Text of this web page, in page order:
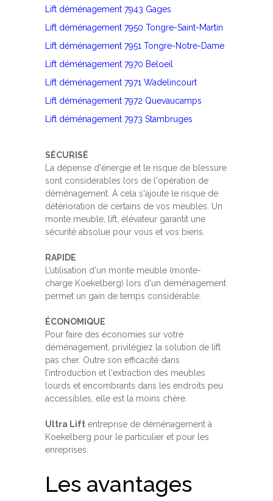
Lift déménagement 7943 Gages
Lift déménagement 7950 Tongre-Saint-Martin
Lift déménagement 7951 Tongre-Notre-Dame
Lift déménagement 7970 Beloeil
Lift déménagement 7971 Wadelincourt
Lift déménagement 7972 Quevaucamps
Lift déménagement 7973 Stambruges
SÉCURISÉ
La dépense d'énergie et le risque de blessure
sont considérables lors de l'opération de
déménagement. À cela s'ajoute le risque de
détérioration de certains de vos meubles. Un
monte meuble, lift, élévateur garantit une
sécurité absolue pour vous et vos biens.
RAPIDE
L’utilisation d'un monte meuble (monte-
charge Koekelberg) lors d'un déménagement
permet un gain de temps considérable.
ÉCONOMIQUE
Pour faire des économies sur votre
déménagement, privilégiez la solution de lift
pas cher. Outre son efficacité dans
l’introduction et l'extraction des meubles
lourds et encombrants dans les endroits peu
accessibles, elle est la moins chère.
Ultra Lift entreprise de déménagement à
Koekelberg pour le particulier et pour les
enreprises.
Les avantages